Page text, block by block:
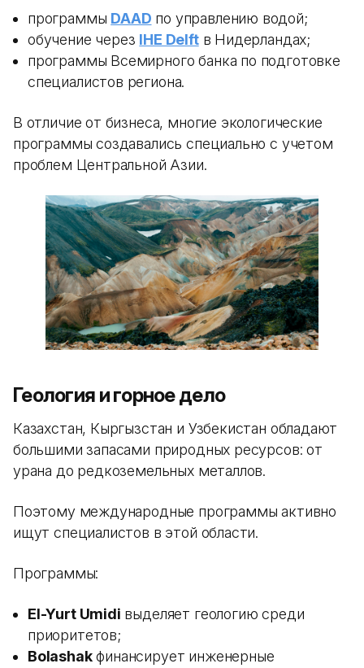
программы DAAD по управлению водой;
обучение через IHE Delftв Нидерландах;
программы Всемирного банка по подготовке
специалистов региона.
В отличие от бизнеса, многие экологические
программы создавались специально с учетом
проблем Центральной Азии.
Геология и горное дело
Казахстан, Кыргызстан и Узбекистан обладают
большими запасами природных ресурсов: от
урана до редкоземельных металлов.
Поэтому международные программы активно
ищут специалистов в этой области.
Программы:
El-Yurt Umidi выделяет геологию среди
приоритетов;
Bolashakфинансирует инженерные